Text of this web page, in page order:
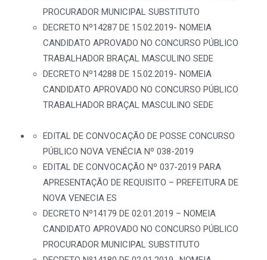
PROCURADOR MUNICIPAL SUBSTITUTO
DECRETO Nº14287 DE 15.02.2019- NOMEIA
CANDIDATO APROVADO NO CONCURSO PÚBLICO
TRABALHADOR BRAÇAL MASCULINO SEDE
DECRETO Nº14288 DE 15.02.2019- NOMEIA
CANDIDATO APROVADO NO CONCURSO PÚBLICO
TRABALHADOR BRAÇAL MASCULINO SEDE
EDITAL DE CONVOCAÇÃO DE POSSE CONCURSO
PÚBLICO NOVA VENÉCIA Nº 038-2019
EDITAL DE CONVOCAÇÃO Nº 037-2019 PARA
APRESENTAÇÃO DE REQUISITO – PREFEITURA DE
NOVA VENECIA ES
DECRETO Nº14179 DE 02.01.2019 – NOMEIA
CANDIDATO APROVADO NO CONCURSO PÚBLICO
PROCURADOR MUNICIPAL SUBSTITUTO